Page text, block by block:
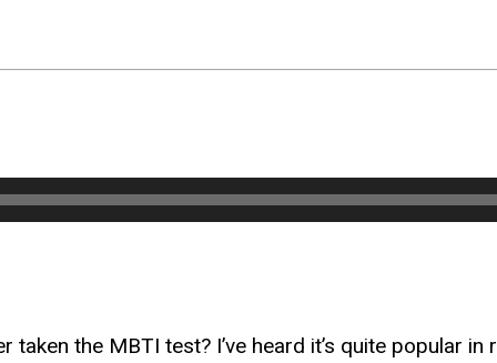
taken the MBTI test? I’ve heard it’s quite popular in